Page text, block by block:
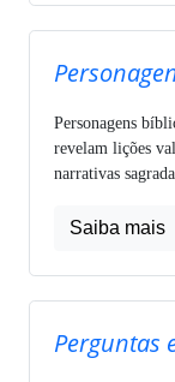
Personagens
revelam lições
narrativas
Saiba mais
Perguntas